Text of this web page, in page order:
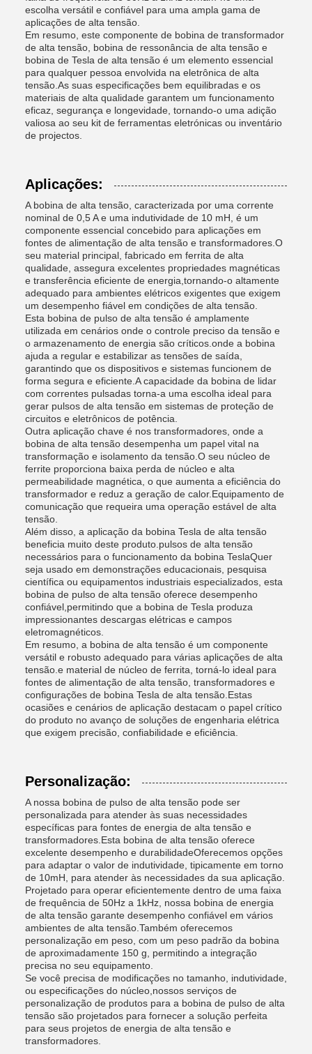
escolha versátil e confiável para uma ampla gama de
aplicações de alta tensão.
Em resumo, este componente de bobina de transformador
de alta tensão, bobina de ressonância de alta tensão e
bobina de Tesla de alta tensão é um elemento essencial
para qualquer pessoa envolvida na eletrônica de alta
tensão.As suas especificações bem equilibradas e os
materiais de alta qualidade garantem um funcionamento
eficaz, segurança e longevidade, tornando-o uma adição
valiosa ao seu kit de ferramentas eletrónicas ou inventário
de projectos.
Aplicações:
A bobina de alta tensão, caracterizada por uma corrente
nominal de 0,5 A e uma indutividade de 10 mH, é um
componente essencial concebido para aplicações em
fontes de alimentação de alta tensão e transformadores.O
seu material principal, fabricado em ferrita de alta
qualidade, assegura excelentes propriedades magnéticas
e transferência eficiente de energia,tornando-o altamente
adequado para ambientes elétricos exigentes que exigem
um desempenho fiável em condições de alta tensão.
Esta bobina de pulso de alta tensão é amplamente
utilizada em cenários onde o controle preciso da tensão e
o armazenamento de energia são críticos.onde a bobina
ajuda a regular e estabilizar as tensões de saída,
garantindo que os dispositivos e sistemas funcionem de
forma segura e eficiente.A capacidade da bobina de lidar
com correntes pulsadas torna-a uma escolha ideal para
gerar pulsos de alta tensão em sistemas de proteção de
circuitos e eletrônicos de potência.
Outra aplicação chave é nos transformadores, onde a
bobina de alta tensão desempenha um papel vital na
transformação e isolamento da tensão.O seu núcleo de
ferrite proporciona baixa perda de núcleo e alta
permeabilidade magnética, o que aumenta a eficiência do
transformador e reduz a geração de calor.Equipamento de
comunicação que requeira uma operação estável de alta
tensão.
Além disso, a aplicação da bobina Tesla de alta tensão
beneficia muito deste produto.pulsos de alta tensão
necessários para o funcionamento da bobina TeslaQuer
seja usado em demonstrações educacionais, pesquisa
científica ou equipamentos industriais especializados, esta
bobina de pulso de alta tensão oferece desempenho
confiável,permitindo que a bobina de Tesla produza
impressionantes descargas elétricas e campos
eletromagnéticos.
Em resumo, a bobina de alta tensão é um componente
versátil e robusto adequado para várias aplicações de alta
tensão.e material de núcleo de ferrita, torná-lo ideal para
fontes de alimentação de alta tensão, transformadores e
configurações de bobina Tesla de alta tensão.Estas
ocasiões e cenários de aplicação destacam o papel crítico
do produto no avanço de soluções de engenharia elétrica
que exigem precisão, confiabilidade e eficiência.
Personalização:
A nossa bobina de pulso de alta tensão pode ser
personalizada para atender às suas necessidades
específicas para fontes de energia de alta tensão e
transformadores.Esta bobina de alta tensão oferece
excelente desempenho e durabilidadeOferecemos opções
para adaptar o valor de indutividade, tipicamente em torno
de 10mH, para atender às necessidades da sua aplicação.
Projetado para operar eficientemente dentro de uma faixa
de frequência de 50Hz a 1kHz, nossa bobina de energia
de alta tensão garante desempenho confiável em vários
ambientes de alta tensão.Também oferecemos
personalização em peso, com um peso padrão da bobina
de aproximadamente 150 g, permitindo a integração
precisa no seu equipamento.
Se você precisa de modificações no tamanho, indutividade,
ou especificações do núcleo,nossos serviços de
personalização de produtos para a bobina de pulso de alta
tensão são projetados para fornecer a solução perfeita
para seus projetos de energia de alta tensão e
transformadores.